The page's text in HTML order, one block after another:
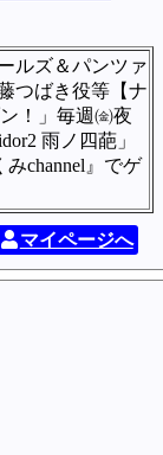
ルズ＆パンツァ
つばき役等【ナ
！」毎週㈮夜
雨ノ四葩」
channel』でゲ
マイページへ